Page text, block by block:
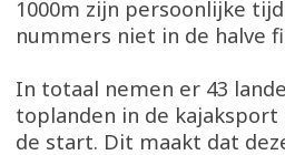
1000m zijn persoonlijke
nummers niet in de halve
In totaal nemen er 43
toplanden in de
de start. Dit maakt dat